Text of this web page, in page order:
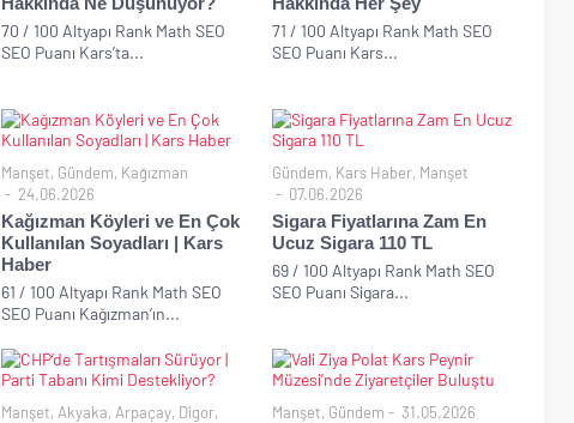
70 / 100 Altyapı Rank Math SEO
SEO Puanı Kars’ta...
71 / 100 Altyapı Rank Math SEO
SEO Puanı Kars...
Manşet, Gündem, Kağızman
24.06.2026
Kağızman Köyleri ve En Çok
Kullanılan Soyadları | Kars
Haber
61 / 100 Altyapı Rank Math SEO
SEO Puanı Kağızman’ın...
Gündem, Kars Haber, Manşet
07.06.2026
Sigara Fiyatlarına Zam En
Ucuz Sigara 110 TL
69 / 100 Altyapı Rank Math SEO
SEO Puanı Sigara...
Manşet, Akyaka, Arpaçay, Digor,
Manşet, Gündem 31.05.2026